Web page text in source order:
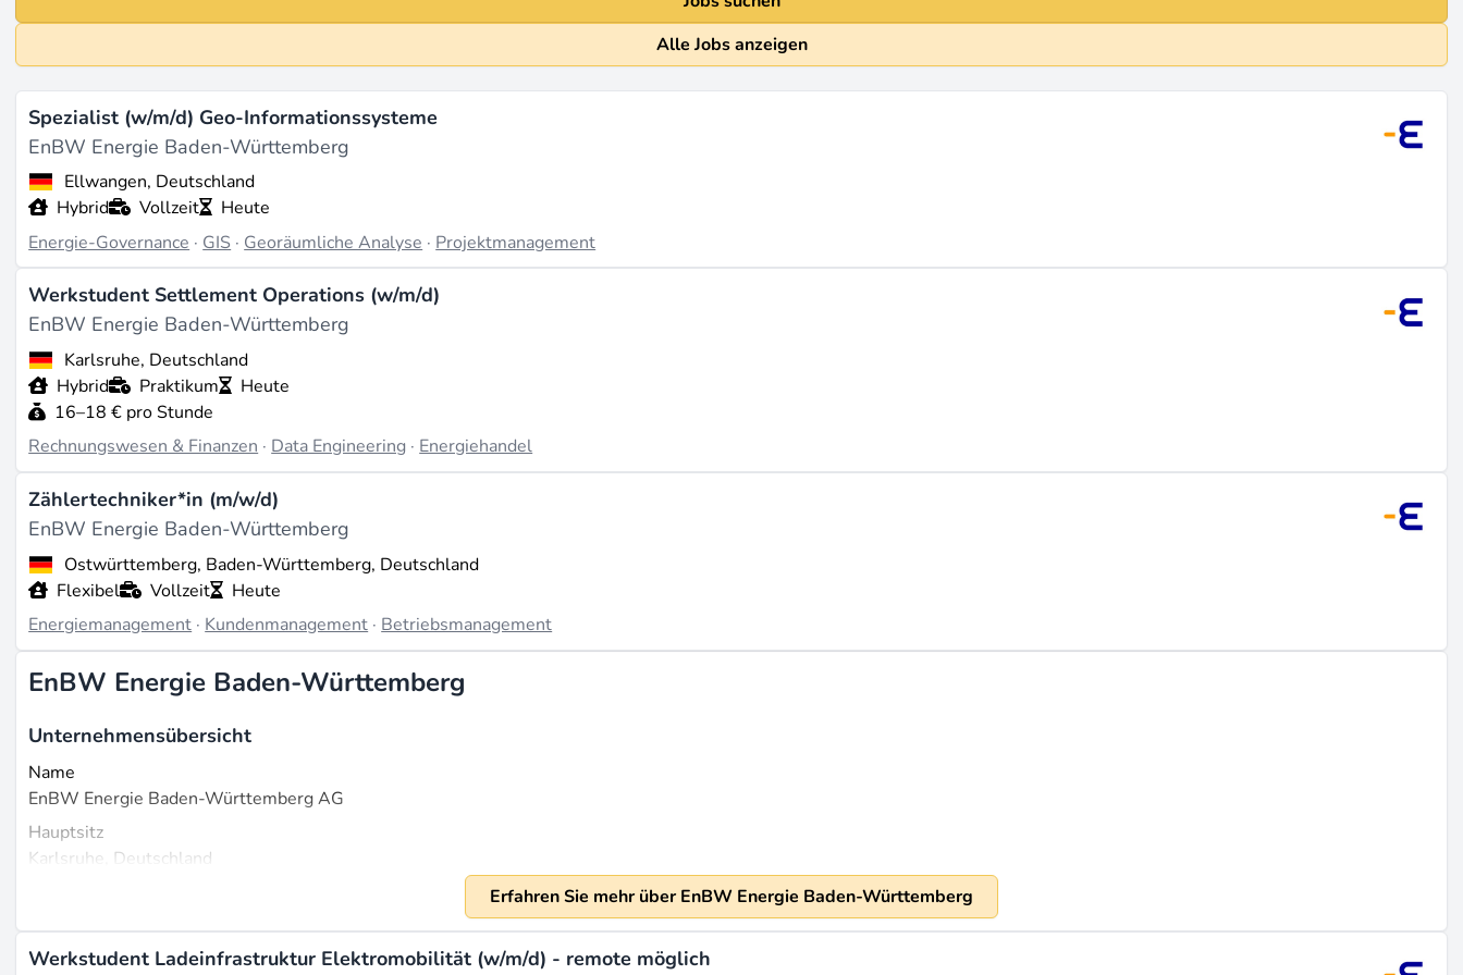
Alle Jobs anzeigen
Spezialist (w/m/d) Geo-Informationssysteme
EnBW Energie Baden-Württemberg
Ellwangen, Deutschland
Hybrid
Vollzeit
Heute
Energie-Governance · GIS · Georäumliche Analyse · Projektmanagement
Werkstudent Settlement Operations (w/m/d)
EnBW Energie Baden-Württemberg
Karlsruhe, Deutschland
Hybrid
Praktikum
Heute
16–18 € pro Stunde
Rechnungswesen & Finanzen · Data Engineering · Energiehandel
Zählertechniker*in (m/w/d)
EnBW Energie Baden-Württemberg
Ostwürttemberg, Baden-Württemberg, Deutschland
Flexibel
Vollzeit
Heute
Energiemanagement · Kundenmanagement · Betriebsmanagement
EnBW Energie Baden-Württemberg
Unternehmensübersicht
Name
EnBW Energie Baden-Württemberg AG
Hauptsitz
Karlsruhe, Deutschland
Größe
Erfahren Sie mehr über EnBW Energie Baden-Württemberg
Werkstudent Ladeinfrastruktur Elektromobilität (w/m/d) - remote möglich